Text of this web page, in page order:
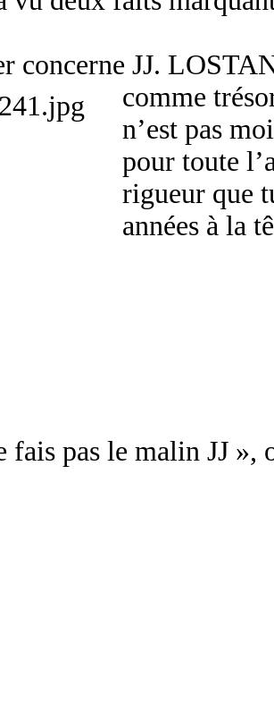
concerne JJ.
comme
n’est pas
pour toute
rigueur que
années à la
fais pas le malin JJ »,